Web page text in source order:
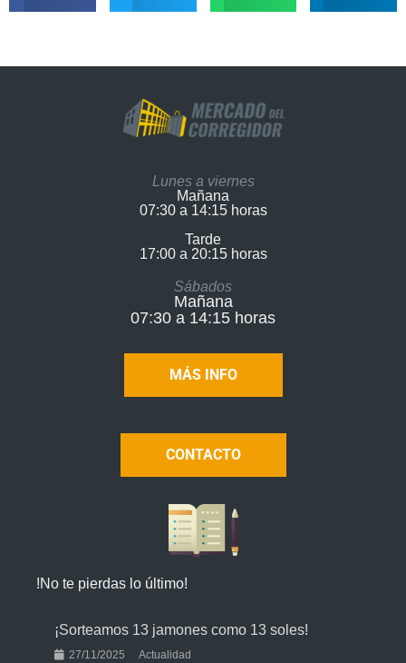
Lunes a viernes
Mañana
07:30 a 14:15 horas
Tarde
17:00 a 20:15 horas​
Sábados
Mañana
07:30 a 14:15 horas
MÁS INFO
CONTACTO
!No te pierdas lo último!
¡Sorteamos 13 jamones como 13 soles!
27/11/2025 Actualidad